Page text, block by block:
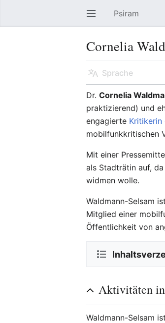
Hauptmenü öffnen Psiram
Cornelia
Sprache
Dr.Cornelia
praktizierend) und
engagierte Kritikerin
mobilfunkkritischen
Mit einer
als Stadträtin auf,
widmen wolle.
Waldmann-Selsam
Mitglied einer
Öffentlichkeit von
Aktivitäten
Waldmann-Selsam